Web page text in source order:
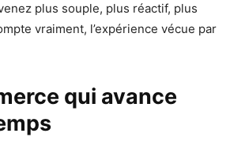
plus souple, plus réactif, plus
vraiment, l’expérience vécue par
qui avance